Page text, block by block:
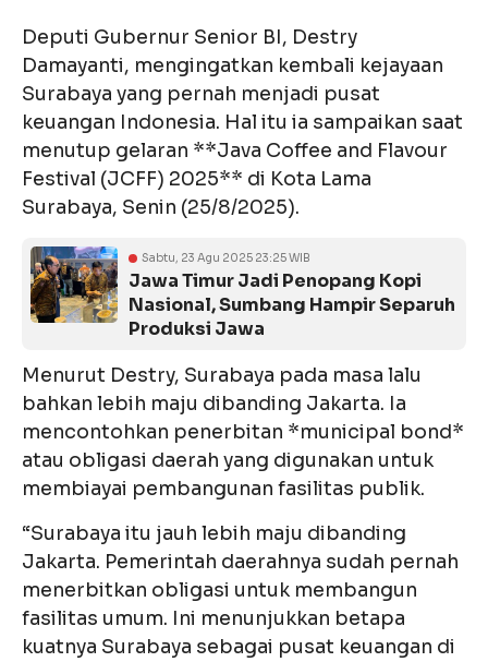
Deputi Gubernur Senior BI, Destry
Damayanti, mengingatkan kembali kejayaan
Surabaya yang pernah menjadi pusat
keuangan Indonesia. Hal itu ia sampaikan saat
menutup gelaran **Java Coffee and Flavour
Festival (JCFF) 2025** di Kota Lama
Surabaya, Senin (25/8/2025).
Sabtu, 23 Agu 2025 23:25 WIB
Jawa Timur Jadi Penopang Kopi
Nasional, Sumbang Hampir Separuh
Produksi Jawa
Menurut Destry, Surabaya pada masa lalu
bahkan lebih maju dibanding Jakarta. Ia
mencontohkan penerbitan *municipal bond*
atau obligasi daerah yang digunakan untuk
membiayai pembangunan fasilitas publik.
“Surabaya itu jauh lebih maju dibanding
Jakarta. Pemerintah daerahnya sudah pernah
menerbitkan obligasi untuk membangun
fasilitas umum. Ini menunjukkan betapa
kuatnya Surabaya sebagai pusat keuangan di